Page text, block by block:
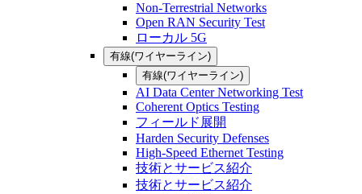
Non-Terrestrial Networks
Open RAN Security Test
ローカル 5G
有線(ワイヤーライン)
有線(ワイヤーライン)
AI Data Center Networking Test
Coherent Optics Testing
フィールド展開
Harden Security Defenses
High-Speed Ethernet Testing
技術とサービス紹介
技術とサービス紹介